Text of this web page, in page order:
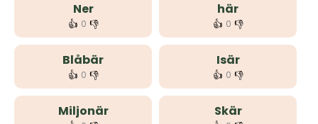
Ner
👍 0 👎
här
👍 0 👎
Blåbär
👍 0 👎
Isär
👍 0 👎
Miljonär Skär